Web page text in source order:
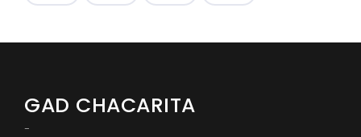
GAD CHACARITA
-